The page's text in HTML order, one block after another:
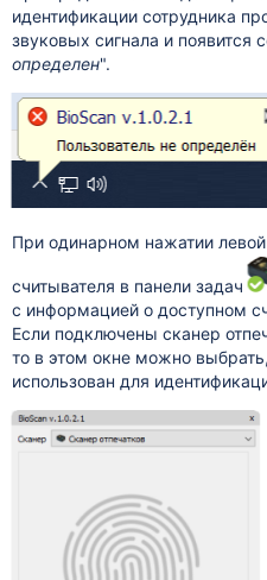
идентификации сотрудника
звуковых сигнала и появится
определен".
При одинарном нажатии
считывателя в панели задач
с информацией о доступном
Если подключены сканер
то в этом окне можно
использован для